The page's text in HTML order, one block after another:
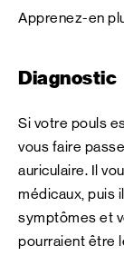
Apprenez-en
Diagnostic
Si votre pouls
vous faire
auriculaire. Il
médicaux, puis
symptômes et
pourraient être